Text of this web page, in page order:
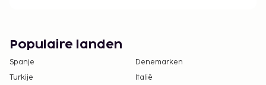
Populaire landen
Spanje
Denemarken
Turkije
Italië